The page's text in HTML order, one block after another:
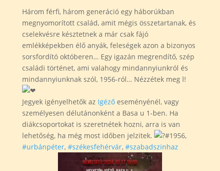
Három férfi, három generáció egy háborúkban
megnyomorított család, amit mégis összetartanak, és
cselekvésre késztetnek a már csak fájó
emlékképekben élő anyák, feleségek azon a bizonyos
sorsfordító októberen… Egy igazán megrendítő, szép
családi történet, ami valahogy mindannyiunkról és
mindannyiunknak szól, 1956-ról… Nézzétek meg l!
Jegyek igényelhetők az Igézőeseményénél, vagy
személyesen délutánonként a Basa u 1-ben. Ha
diákcsoportokat is szeretnétek hozni, arra is van
lehetőség, ha még most időben jelzitek.
#1956,
#urbánpéter, #székesfehérvár, #szabadszinhaz